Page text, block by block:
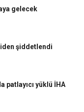
gelecek
şiddetlendi
patlayıcı yüklü İHA